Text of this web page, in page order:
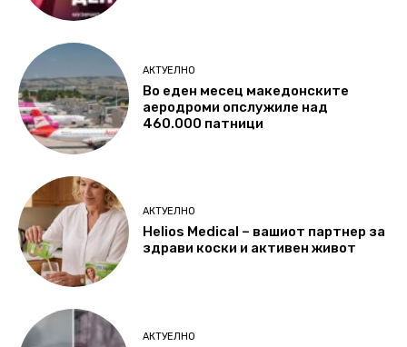
АКТУЕЛНО
Во еден месец македонските
аеродроми опслужиле над
460.000 патници
АКТУЕЛНО
Helios Medical – вашиот партнер за
здрави коски и активен живот
АКТУЕЛНО